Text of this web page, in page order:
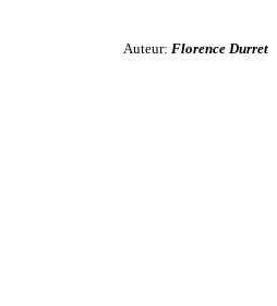
Auteur: Florence Durret